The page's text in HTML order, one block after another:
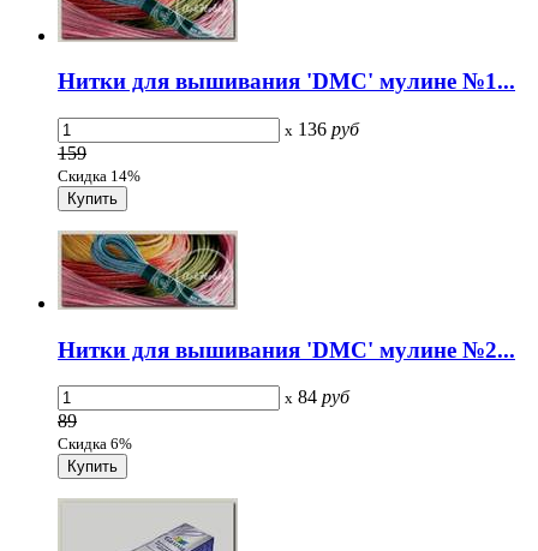
Нитки для вышивания 'DMC' мулине №1...
x 136 руб
159
Скидка 14%
Нитки для вышивания 'DMC' мулине №2...
x 84 руб
89
Скидка 6%